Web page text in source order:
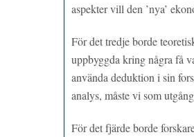
aspekter vill den ’nya’
För det tredje borde
uppbyggda kring några få
använda deduktion i sin
analys, måste vi som
För det fjärde borde